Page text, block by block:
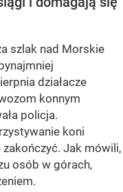
szlak nad Morskie
działacze
konnym
policja.
koni
Jak mówili,
osób w górach,